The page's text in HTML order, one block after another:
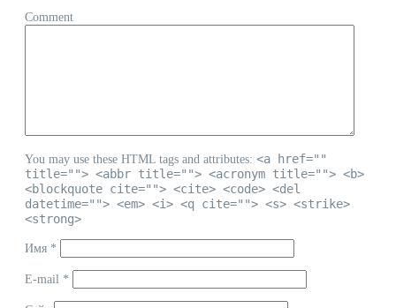
Comment
You may use these HTML tags and attributes: <a href=""
title=""> <abbr title=""> <acronym title=""> <b>
<blockquote cite=""> <cite> <code> <del
datetime=""> <em> <i> <q cite=""> <s> <strike>
<strong>
Имя *
E-mail *